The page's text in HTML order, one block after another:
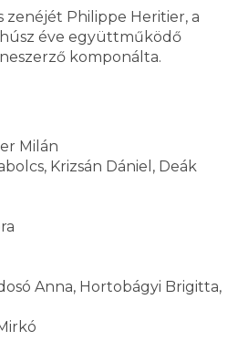
zenéjét Philippe Heritier, a
éve együttműködő
komponálta.
Milán
Krizsán Dániel, Deák
Anna, Hortobágyi Brigitta,